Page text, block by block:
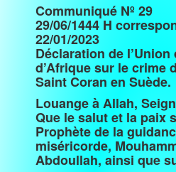
Communiqué Nº
29/06/1444 H
22/01/2023
Déclaration de l’Union
d’Afrique sur le crime
Saint Coran en Suède.
Louange à Allah,
Que le salut et la paix
Prophète de la
miséricorde,
Abdoullah, ainsi que